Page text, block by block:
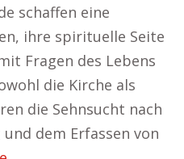
schaffen eine
ihre spirituelle Seite
Fragen des Lebens
die Kirche als
die Sehnsucht nach
dem Erfassen von